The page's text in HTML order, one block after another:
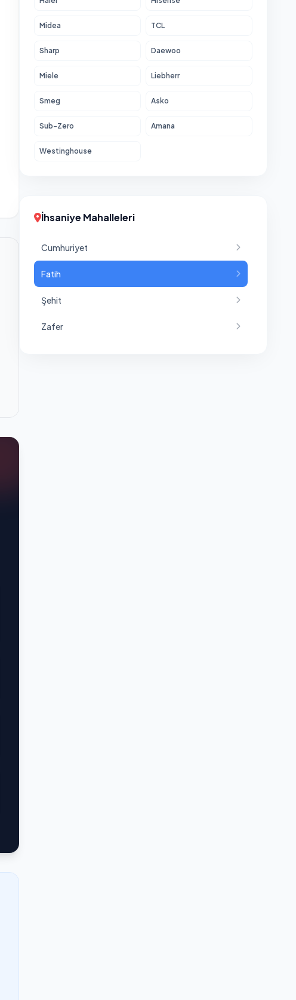
Midea TCL
Sharp Daewoo
Miele Liebherr
Smeg Asko
Sub-Zero Amana
Westinghouse
İhsaniye Mahalleleri
Cumhuriyet
Fatih
Şehit
Zafer